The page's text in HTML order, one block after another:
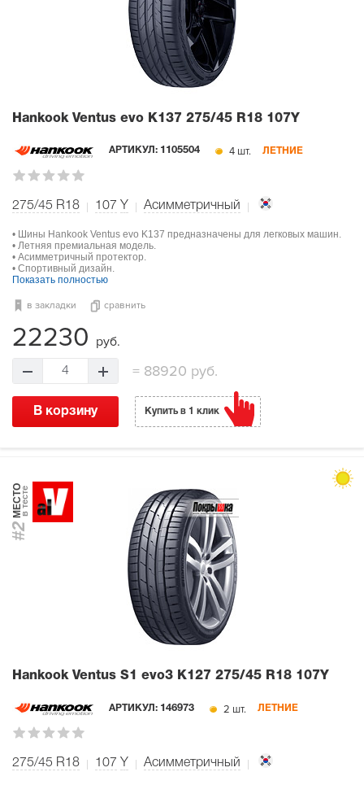
Hankook Ventus evo K137 275/45 R18 107Y
АРТИКУЛ: 1105504 4 шт. ЛЕТНИЕ
275/45 R18 107 Y Асимметричный
• Шины Hankook Ventus evo K137 предназначены для легковых машин.
• Летняя премиальная модель.
• Асимметричный протектор.
• Спортивный дизайн.
Показать полностью
в закладки сравнить
22230 руб.
4 = 88920 руб.
В корзину Купить в 1 клик
#2
МЕСТОв тесте
Hankook Ventus S1 evo3 K127 275/45 R18 107Y
АРТИКУЛ: 146973 2 шт. ЛЕТНИЕ
275/45 R18 107 Y Асимметричный